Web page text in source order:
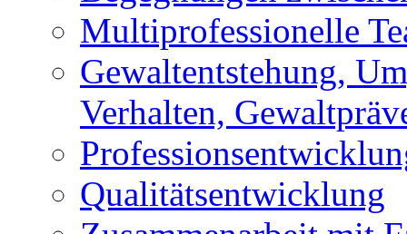
Multiprofessionelle
Gewaltentstehung,
Verhalten,
Qualitätsentwicklung